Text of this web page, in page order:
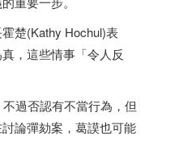
楚(Kathy Hochul)表
，這些情事「令人反
過否認有不當行為，但
論彈劾案，葛謨也可能